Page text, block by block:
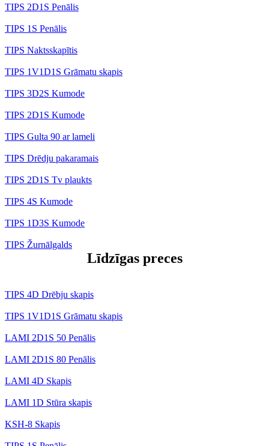
TIPS 2D1S Penālis
TIPS 1S Penālis
TIPS Naktsskapītis
TIPS 1V1D1S Grāmatu skapis
TIPS 3D2S Kumode
TIPS 2D1S Kumode
TIPS Gulta 90 ar lameli
TIPS Drēdju pakaramais
TIPS 2D1S Tv plaukts
TIPS 4S Kumode
TIPS 1D3S Kumode
TIPS Žurnālgalds
Līdzīgas preces
TIPS 4D Drēbju skapis
TIPS 1V1D1S Grāmatu skapis
LAMI 2D1S 50 Penālis
LAMI 2D1S 80 Penālis
LAMI 4D Skapis
LAMI 1D Stūra skapis
KSH-8 Skapis